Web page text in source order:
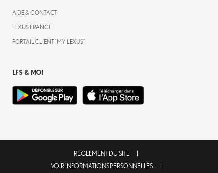
AIDE & CONTACT
LEXUS FRANCE
PORTAIL CLIENT "MY LEXUS"
LFS & MOI
RÉGLEMENT DU SITE
VOIR INFORMATIONS PERSONNELLES